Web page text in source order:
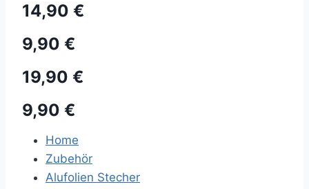
14,90 €
9,90 €
19,90 €
9,90 €
Home
Zubehör
Alufolien Stecher